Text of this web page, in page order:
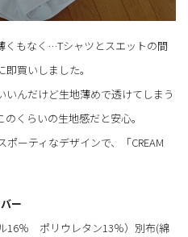
くもなく…Tシャツとスエットの間
買いしました。
んだけど生地薄めで透けてしまう
くらいの生地感だと安心。
ーティなデザインで、「CREAM
ー
16％ ポリウレタン13％）別布(綿